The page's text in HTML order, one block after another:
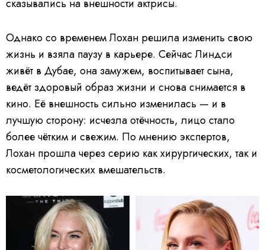
сказывались на внешности актрисы.
Однако со временем Лохан решила изменить свою
жизнь и взяла паузу в карьере. Сейчас Линдси
живёт в Дубае, она замужем, воспитывает сына,
ведёт здоровый образ жизни и снова снимается в
кино. Её внешность сильно изменилась — и в
лучшую сторону: исчезла отёчность, лицо стало
более чётким и свежим. По мнению экспертов,
Лохан прошла через серию как хирургических, так и
косметологических вмешательств.